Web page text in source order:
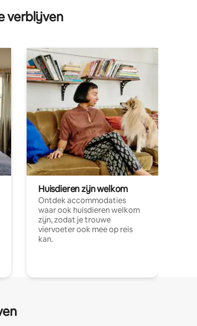
verblijven
Huisdieren zijn welkom
Ontdek accommodaties
waar ook huisdieren welkom
zijn, zodat je trouwe
viervoeter ook mee op reis
kan.